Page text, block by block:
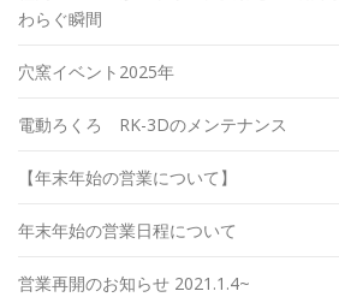
わらぐ瞬間
穴窯イベント2025年
電動ろくろ RK-3Dのメンテナンス
【年末年始の営業について】
年末年始の営業日程について
営業再開のお知らせ 2021.1.4~